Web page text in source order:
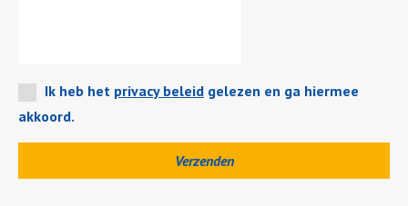
Ik heb het privacy beleid gelezen en ga hiermee
akkoord.